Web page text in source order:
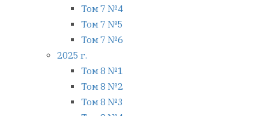
Том 7 №4
Том 7 №5
Том 7 №6
2025 г.
Том 8 №1
Том 8 №2
Том 8 №3